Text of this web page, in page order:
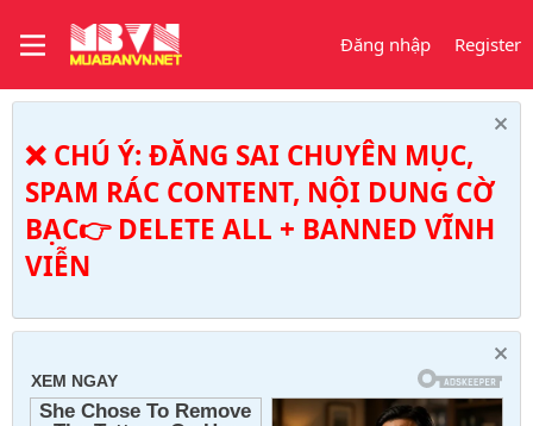
Đăng nhập Register
❌ CHÚ Ý: ĐĂNG SAI CHUYÊN MỤC,
SPAM RÁC CONTENT, NỘI DUNG CỜ
BẠC👉 DELETE ALL + BANNED VĨNH
VIỄN